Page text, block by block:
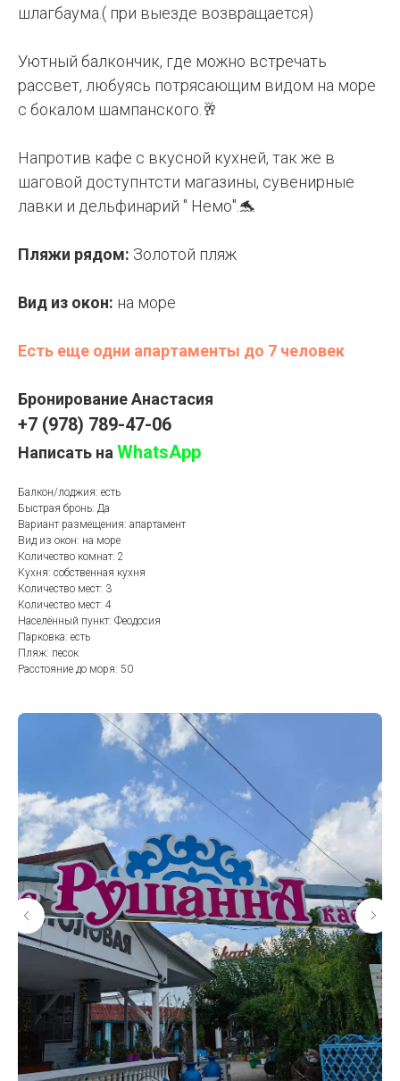
шлагбаума.( при выезде возвращается)
Уютный балкончик, где можно встречать
рассвет, любуясь потрясающим видом на море
с бокалом шампанского.🥂
Напротив кафе с вкусной кухней, так же в
шаговой доступнтсти магазины, сувенирные
лавки и дельфинарий " Немо".🐬
Пляжи рядом: Золотой пляж
Вид из окон: на море
Есть еще одни апартаменты до 7 человек
Бронирование Анастасия
+7 (978) 789-47-06
Написать наWhatsApp
Балкон/лоджия: есть
Быстрая бронь: Да
Вариант размещения: апартамент
Вид из окон: на море
Количество комнат: 2
Кухня: собственная кухня
Количество мест: 3
Количество мест: 4
Населённый пункт: Феодосия
Парковка: есть
Пляж: песок
Расстояние до моря: 50